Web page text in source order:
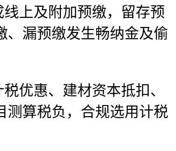
上及附加预缴，留存预
、漏预缴发生畅纳金及偷
优惠、建材资本抵扣、
测算税负，合规选用计税